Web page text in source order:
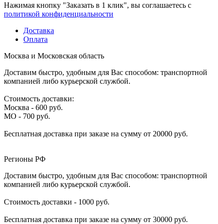
Нажимая кнопку "Заказать в 1 клик", вы соглашаетесь с
политикой конфиденциальности
Доставка
Оплата
Москва и Московская область
Доставим быстро, удобным для Вас способом: транспортной
компанией либо курьерской службой.
Стоимость доставки:
Москва - 600 руб.
МО - 700 руб.
Бесплатная доставка при заказе на сумму от 20000 руб.
Регионы РФ
Доставим быстро, удобным для Вас способом: транспортной
компанией либо курьерской службой.
Стоимость доставки - 1000 руб.
Бесплатная доставка при заказе на сумму от 30000 руб.